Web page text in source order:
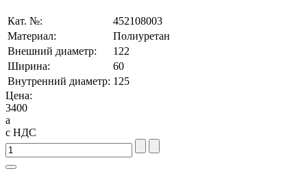
Кат. №:
452108003
Материал:
Полиуретан
Внешний диаметр:
122
Ширина:
60
Внутренний диаметр: 125
Цена:
3400
a
с НДС